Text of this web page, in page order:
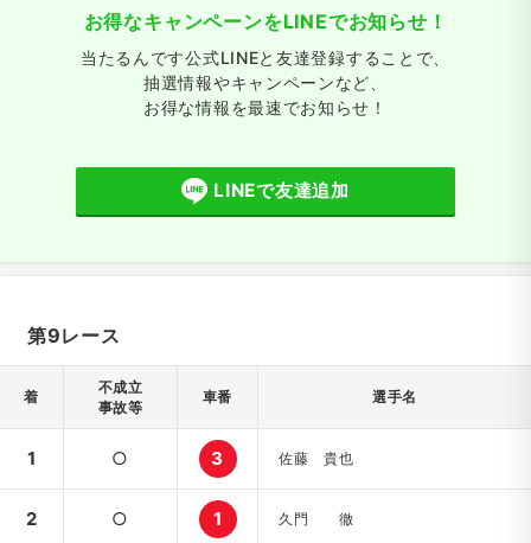
お得なキャンペーンをLINEでお知らせ！
当たるんです公式LINEと友達登録することで、
抽選情報やキャンペーンなど、
お得な情報を最速でお知らせ！
LINEで友達追加
第9レース
着
不成立
事故等
車番 選手名
1 ○ 3 佐藤 貴也
2 ○ 1 久門 徹